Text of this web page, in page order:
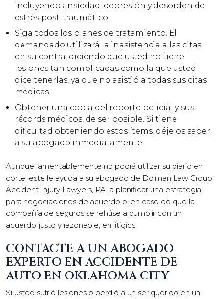
incluyendo ansiedad, depresión y desorden de
estrés post-traumático.
Siga todos los planes de tratamiento. El
demandado utilizará la inasistencia a las citas
en su contra, diciendo que usted no tiene
lesiones tan complicadas como la que usted
dice tenerlas, ya que no asistió a todas sus citas
médicas.
Obtener una copia del reporte policial y sus
récords médicos, de ser posible. Si tiene
dificultad obteniendo estos ítems, déjelos saber
a su abogado inmediatamente.
Aunque lamentablemente no podrá utilizar su diario en
corte, este le ayuda a su abogado de Dolman Law Group
Accident Injury Lawyers, PA, a planificar una estrategia
para negociaciones de acuerdo o, en caso de que la
compañía de seguros se rehúse a cumplir con un
acuerdo justo y razonable, en litigios.
CONTACTE A UN ABOGADO
EXPERTO EN ACCIDENTE DE
AUTO EN OKLAHOMA CITY
Si usted sufrió lesiones o perdió a un ser querido en un